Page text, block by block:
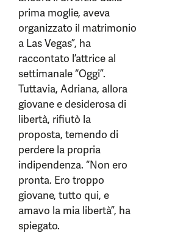
prima moglie, aveva
organizzato il matrimonio
a Las Vegas”, ha
raccontato l’attrice al
settimanale “Oggi”.
Tuttavia, Adriana, allora
giovane e desiderosa di
libertà, rifiutò la
proposta, temendo di
perdere la propria
indipendenza. “Non ero
pronta. Ero troppo
giovane, tutto qui, e
amavo la mia libertà”, ha
spiegato.